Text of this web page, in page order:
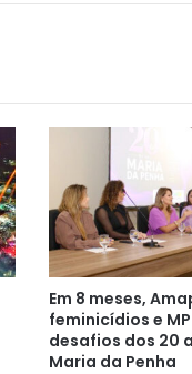
Em 8 meses,
feminicídios e
desafios dos 20
Maria da Penha